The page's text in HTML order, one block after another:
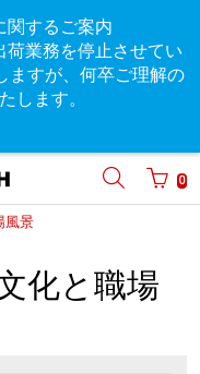
0
風景
化と職場
関するご案内
荷業務を停止させてい
ますが、何卒ご理解の
します。